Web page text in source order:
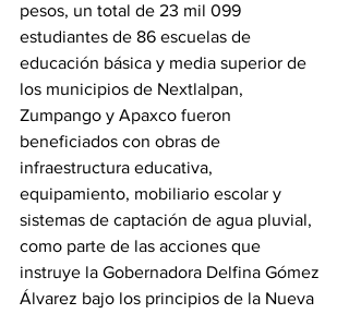
pesos, un total de 23 mil 099
estudiantes de 86 escuelas de
educación básica y media superior de
los municipios de Nextlalpan,
Zumpango y Apaxco fueron
beneficiados con obras de
infraestructura educativa,
equipamiento, mobiliario escolar y
sistemas de captación de agua pluvial,
como parte de las acciones que
instruye la Gobernadora Delfina Gómez
Álvarez bajo los principios de la Nueva